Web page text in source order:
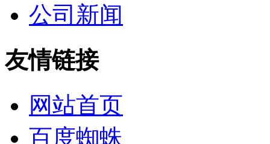
公司新闻
友情链接
网站首页
百度蜘蛛